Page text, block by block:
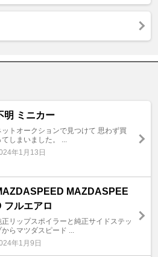
明 ミニカー
ットオークションで見つけて 思わず買
てしまいました。 ...
年1月13日
MAZDASPEE
フルエアロ
正リップスポイラーと純正サイドステッ
からマツダスピード ...
年1月9日